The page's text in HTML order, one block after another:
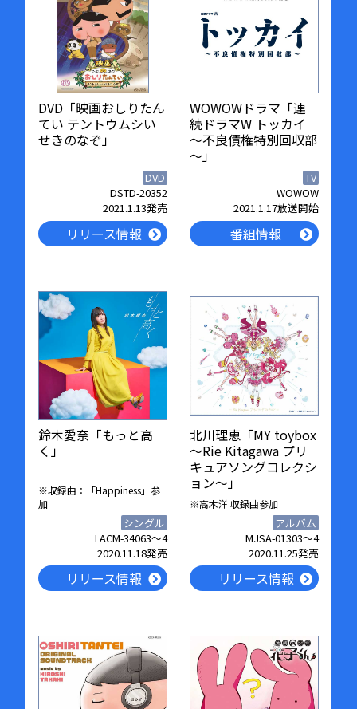
DVD「映画おしりたん
てい テントウムシい
せきのなぞ」
DVD
DSTD-20352
2021.1.13発売
リリース情報
WOWOWドラマ「連
続ドラマW トッカイ
～不良債権特別回収部
～」
TV
WOWOW
2021.1.17放送開始
番組情報
鈴木愛奈「もっと高
く」
※収録曲：「Happiness」参
加
シングル
LACM-34063〜4
2020.11.18発売
リリース情報
北川理恵「MY toybox
～Rie Kitagawa プリ
キュアソングコレクシ
ョン～」
※高木洋 収録曲参加
アルバム
MJSA-01303〜4
2020.11.25発売
リリース情報